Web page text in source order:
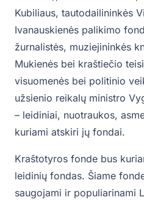
Kubiliaus, tautodailininkės
Ivanauskienės palikimo
žurnalistės, muziejininkės
Mukienės bei kraštiečio
visuomenės bei politinio
užsienio reikalų ministro
– leidiniai, nuotraukos,
kuriami atskiri jų fondai.
Kraštotyros fonde bus
leidinių fondas. Šiame
saugojami ir populiarinami